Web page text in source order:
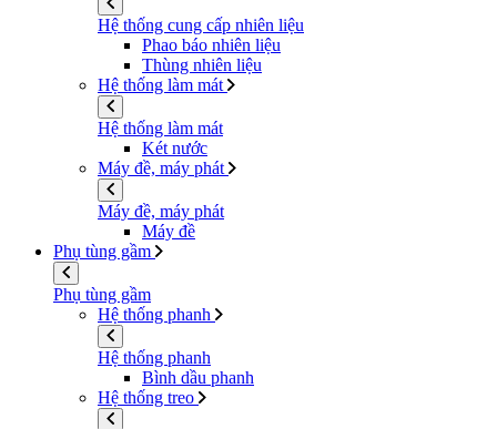
Hệ thống cung cấp nhiên liệu
Phao báo nhiên liệu
Thùng nhiên liệu
Hệ thống làm mát
Hệ thống làm mát
Két nước
Máy đề, máy phát
Máy đề, máy phát
Máy đề
Phụ tùng gầm
Phụ tùng gầm
Hệ thống phanh
Hệ thống phanh
Bình dầu phanh
Hệ thống treo